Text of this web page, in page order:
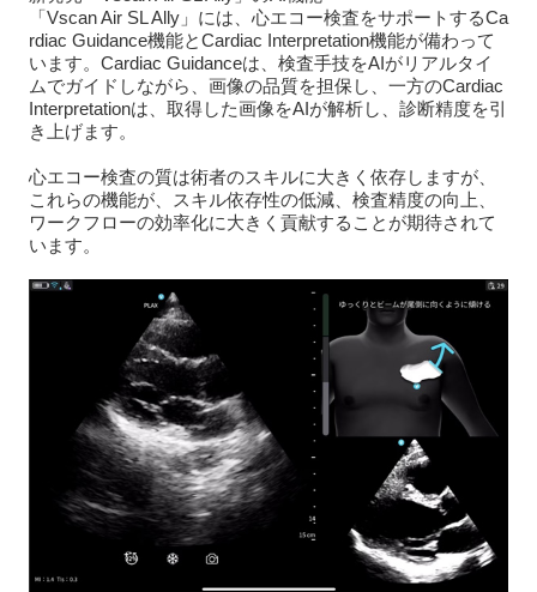
「Vscan Air SL Ally」には、心エコー検査をサポートするCa
rdiac Guidance機能とCardiac Interpretation機能が備わって
います。Cardiac Guidanceは、検査手技をAIがリアルタイ
ムでガイドしながら、画像の品質を担保し、一方のCardiac
Interpretationは、取得した画像をAIが解析し、診断精度を引
き上げます。
心エコー検査の質は術者のスキルに大きく依存しますが、
これらの機能が、スキル依存性の低減、検査精度の向上、
ワークフローの効率化に大きく貢献することが期待されて
います。